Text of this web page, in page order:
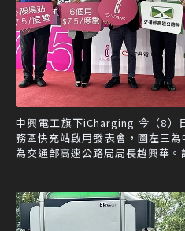
中興電工旗下iCharging 今（8）
務區快充站啟用發表會，圖左三
為交通部高速公路局局長趙興華。